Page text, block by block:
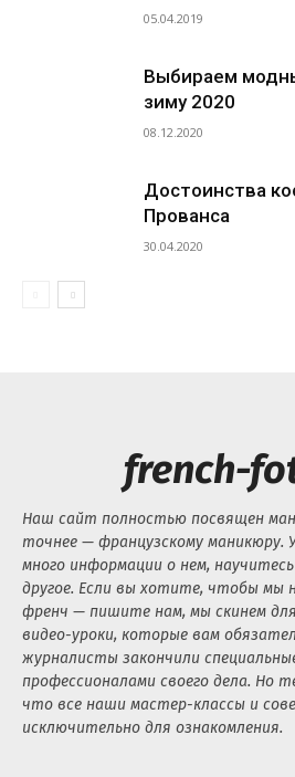
05.04.2019
Выбираем
зиму 2020
08.12.2020
Достоинства
Прованса
30.04.2020
french-
Наш сайт полностью посвящен
точнее — французскому маникюру.
много информации о нем,
другое. Если вы хотите, чтобы мы
френч — пишите нам, мы скинем
видео-уроки, которые вам
журналисты закончили
профессионалами своего дела. Но
что все наши мастер-классы и
исключительно для ознакомления.